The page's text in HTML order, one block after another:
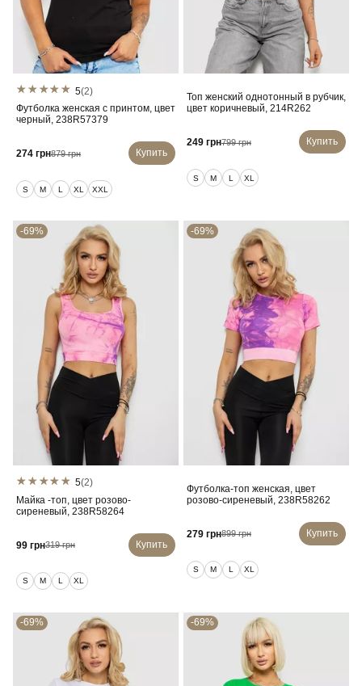
5(2)
Футболка женская с принтом, цвет
черный, 238R57379
274 грн879 грн Купить
S M L XL XXL
Топ женский однотонный в рубчик,
цвет коричневый, 214R262
249 грн799 грн Купить
S M L XL
-69%
5(2)
Майка -топ, цвет розово-
сиреневый, 238R58264
99 грн319 грн Купить
S M L XL
-69%
Футболка-топ женская, цвет
розово-сиреневый, 238R58262
279 грн899 грн Купить
S M L XL
-69% -69%